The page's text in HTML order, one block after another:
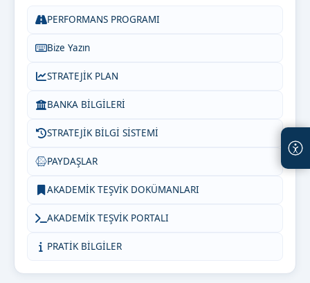
PERFORMANS PROGRAMI
Bize Yazın
STRATEJİK PLAN
BANKA BİLGİLERİ
STRATEJİK BİLGİ SİSTEMİ
PAYDAŞLAR
AKADEMİK TEŞVİK DOKÜMANLARI
AKADEMİK TEŞVİK PORTALI
PRATİK BİLGİLER